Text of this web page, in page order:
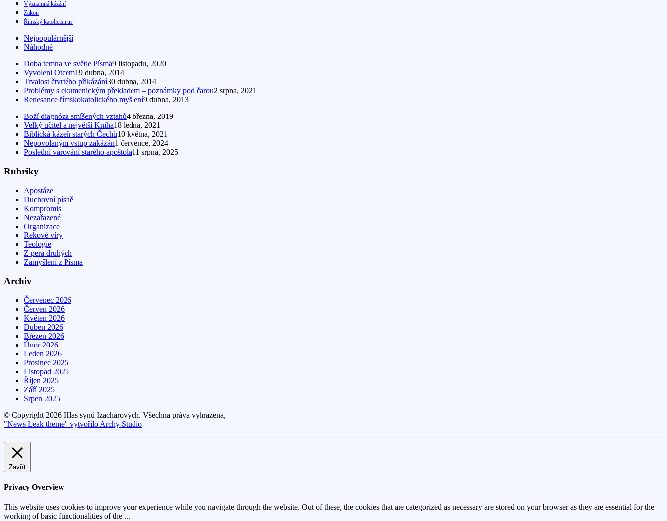
Významná kázání
Zákon
Římský katolicismus
Nejpopulárnější
Náhodné
Doba temna ve světle Písma9 listopadu, 2020
Vyvoleni Otcem19 dubna, 2014
Trvalost čtvrtého přikázání30 dubna, 2014
Problémy s ekumenickým překladem – poznámky pod čarou2 srpna, 2021
Renesance římskokatolického myšlení9 dubna, 2013
Boží diagnóza smíšených vztahů4 března, 2019
Velký učitel a největší Kniha18 ledna, 2021
Biblická kázeň starých Čechů10 května, 2021
Nepovolaným vstup zakázán1 července, 2024
Poslední varování starého apoštola11 srpna, 2025
Rubriky
Apostáze
Duchovní písně
Kompromis
Nezařazené
Organizace
Rekové víry
Teologie
Z pera druhých
Zamyšlení z Písma
Archiv
Červenec 2026
Červen 2026
Květen 2026
Duben 2026
Březen 2026
Únor 2026
Leden 2026
Prosinec 2025
Listopad 2025
Říjen 2025
Září 2025
Srpen 2025
© Copyright 2026 Hlas synů Izacharových. Všechna práva vyhrazena,
"News Leak theme" vytvořilo Archy Studio
Zavřít
Privacy Overview
This website uses cookies to improve your experience while you navigate through the website. Out of these, the cookies that are categorized as necessary are stored on your browser as they are essential for the
working of basic functionalities of the ...